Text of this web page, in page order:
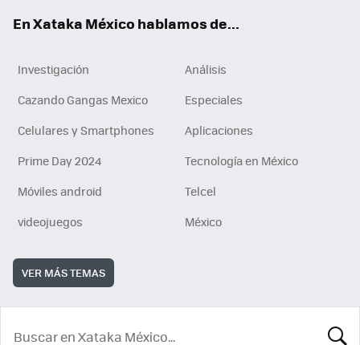
En Xataka México hablamos de...
Investigación
Análisis
Cazando Gangas Mexico
Especiales
Celulares y Smartphones
Aplicaciones
Prime Day 2024
Tecnología en México
Móviles android
Telcel
videojuegos
México
VER MÁS TEMAS